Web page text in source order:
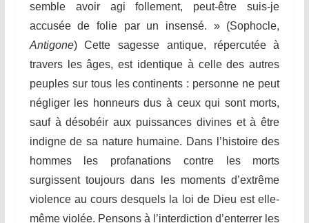
semble avoir agi follement, peut-être suis-je
accusée de folie par un insensé. » (Sophocle,
Antigone) Cette sagesse antique, répercutée à
travers les âges, est identique à celle des autres
peuples sur tous les continents : personne ne peut
négliger les honneurs dus à ceux qui sont morts,
sauf à désobéir aux puissances divines et à être
indigne de sa nature humaine. Dans l’histoire des
hommes les profanations contre les morts
surgissent toujours dans les moments d’extrême
violence au cours desquels la loi de Dieu est elle-
même violée. Pensons à l’interdiction d’enterrer les